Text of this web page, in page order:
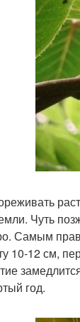
Чуть
Самым
10-12 см,
год.